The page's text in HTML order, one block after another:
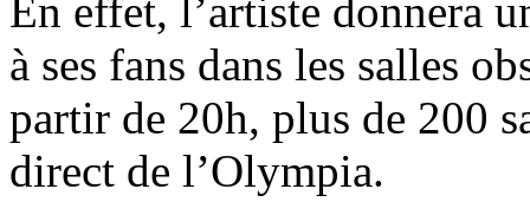
En effet, l’artiste donnera
à ses fans dans les salles
partir de 20h, plus de 200
direct de l’Olympia.